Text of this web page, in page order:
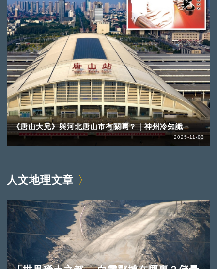
《唐山大兄》與河北唐山市有關嗎？｜神州冷知識
2025-11-03
人文地理文章